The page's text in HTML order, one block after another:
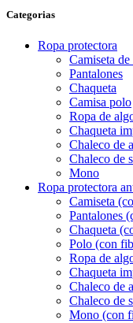
Categorias
Ropa protectora
Camiseta
Pantalones
Chaqueta
Camisa polo
Ropa de
Chaqueta
Chaleco de
Chaleco de
Mono
Ropa protectora
Camiseta
Pantalones
Chaqueta
Polo (con
Ropa de
Chaqueta
Chaleco de
Chaleco de
Mono (con